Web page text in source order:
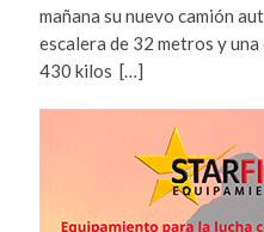
mañana su nuevo camión
escalera de 32 metros y
430 kilos […]